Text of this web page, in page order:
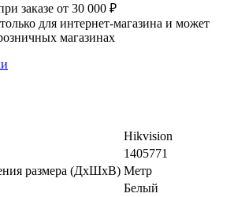
заказе от 30 000 ₽
для интернет-магазина и может
магазинах
Hikvision
1405771
размера (ДхШхВ) Метр
Белый